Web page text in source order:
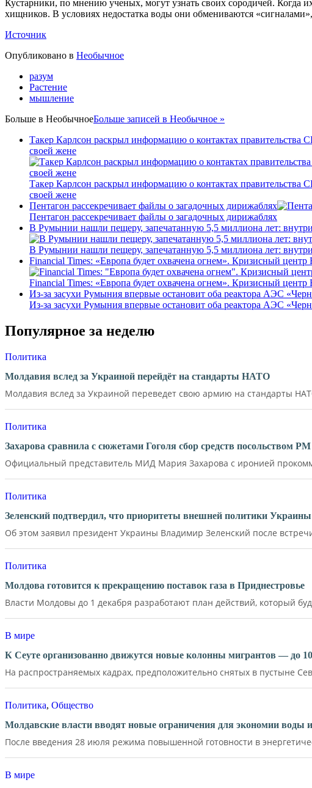
Кустарники, по мнению ученых, могут узнать своих сородичей. Когда
хищников. В условиях недостатка воды они обмениваются
Источник
Опубликовано в Необычное
разум
Растение
мышление
Больше в НеобычноеБольше записей в Необычное »
Такер Карлсон раскрыл информацию о контактах правительства
своей жене
Такер Карлсон раскрыл информацию о контактах правительства
своей жене
Пентагон рассекречивает файлы о загадочных дирижаблях
Пентагон рассекречивает файлы о загадочных дирижаблях
В Румынии нашли пещеру, запечатанную 5,5 миллиона лет:
В Румынии нашли пещеру, запечатанную 5,5 миллиона лет:
Financial Times: «Европа будет охвачена огнем». Кризисный центр
Financial Times: «Европа будет охвачена огнем». Кризисный центр
Из-за засухи Румыния впервые остановит оба реактора АЭС
Из-за засухи Румыния впервые остановит оба реактора АЭС
Популярное за неделю
Политика
Молдавия вслед за Украиной перейдёт на стандарты НАТО
Молдавия вслед за Украиной переведет свою армию на стандарты
Политика
Захарова сравнила с сюжетами Гоголя сбор средств посольством
Официальный представитель МИД Мария Захарова с иронией
Политика
Зеленский подтвердил, что приоритеты внешней политики
Об этом заявил президент Украины Владимир Зеленский после
Политика
Молдова готовится к прекращению поставок газа в Приднестровье
Власти Молдовы до 1 декабря разработают план действий, который
В мире
К Сеуте организованно движутся новые колонны мигрантов — до
На распространяемых кадрах, предположительно снятых в пустыне
Политика, Общество
Молдавские власти вводят новые ограничения для экономии воды
После введения 28 июля режима повышенной готовности в
В мире